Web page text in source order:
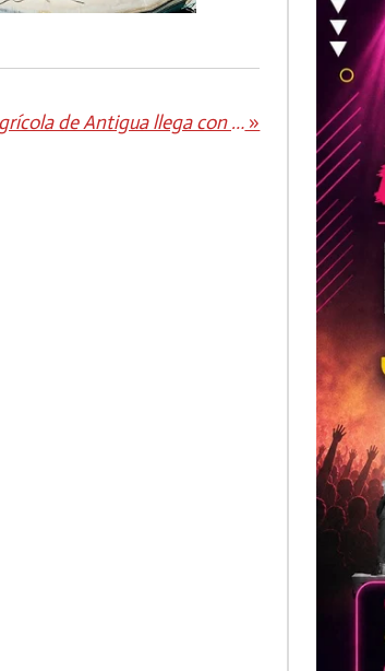
El Mercado Agrícola de Antigua llega con el primer domingo de cada mes »